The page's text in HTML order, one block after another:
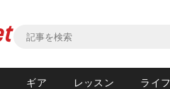
ギア レッスン ライフ